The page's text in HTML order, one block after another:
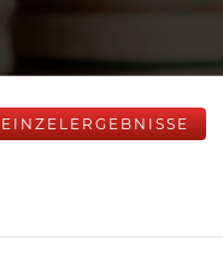
EINZELERGEBNISSE